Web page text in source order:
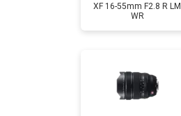
XF 16-55mm F2.8 R LM
WR